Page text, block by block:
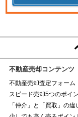
不動産売却コンテンツ
不動産売却査定フォーム
スピード売却5つのポイ
「仲介」と「買取」の違